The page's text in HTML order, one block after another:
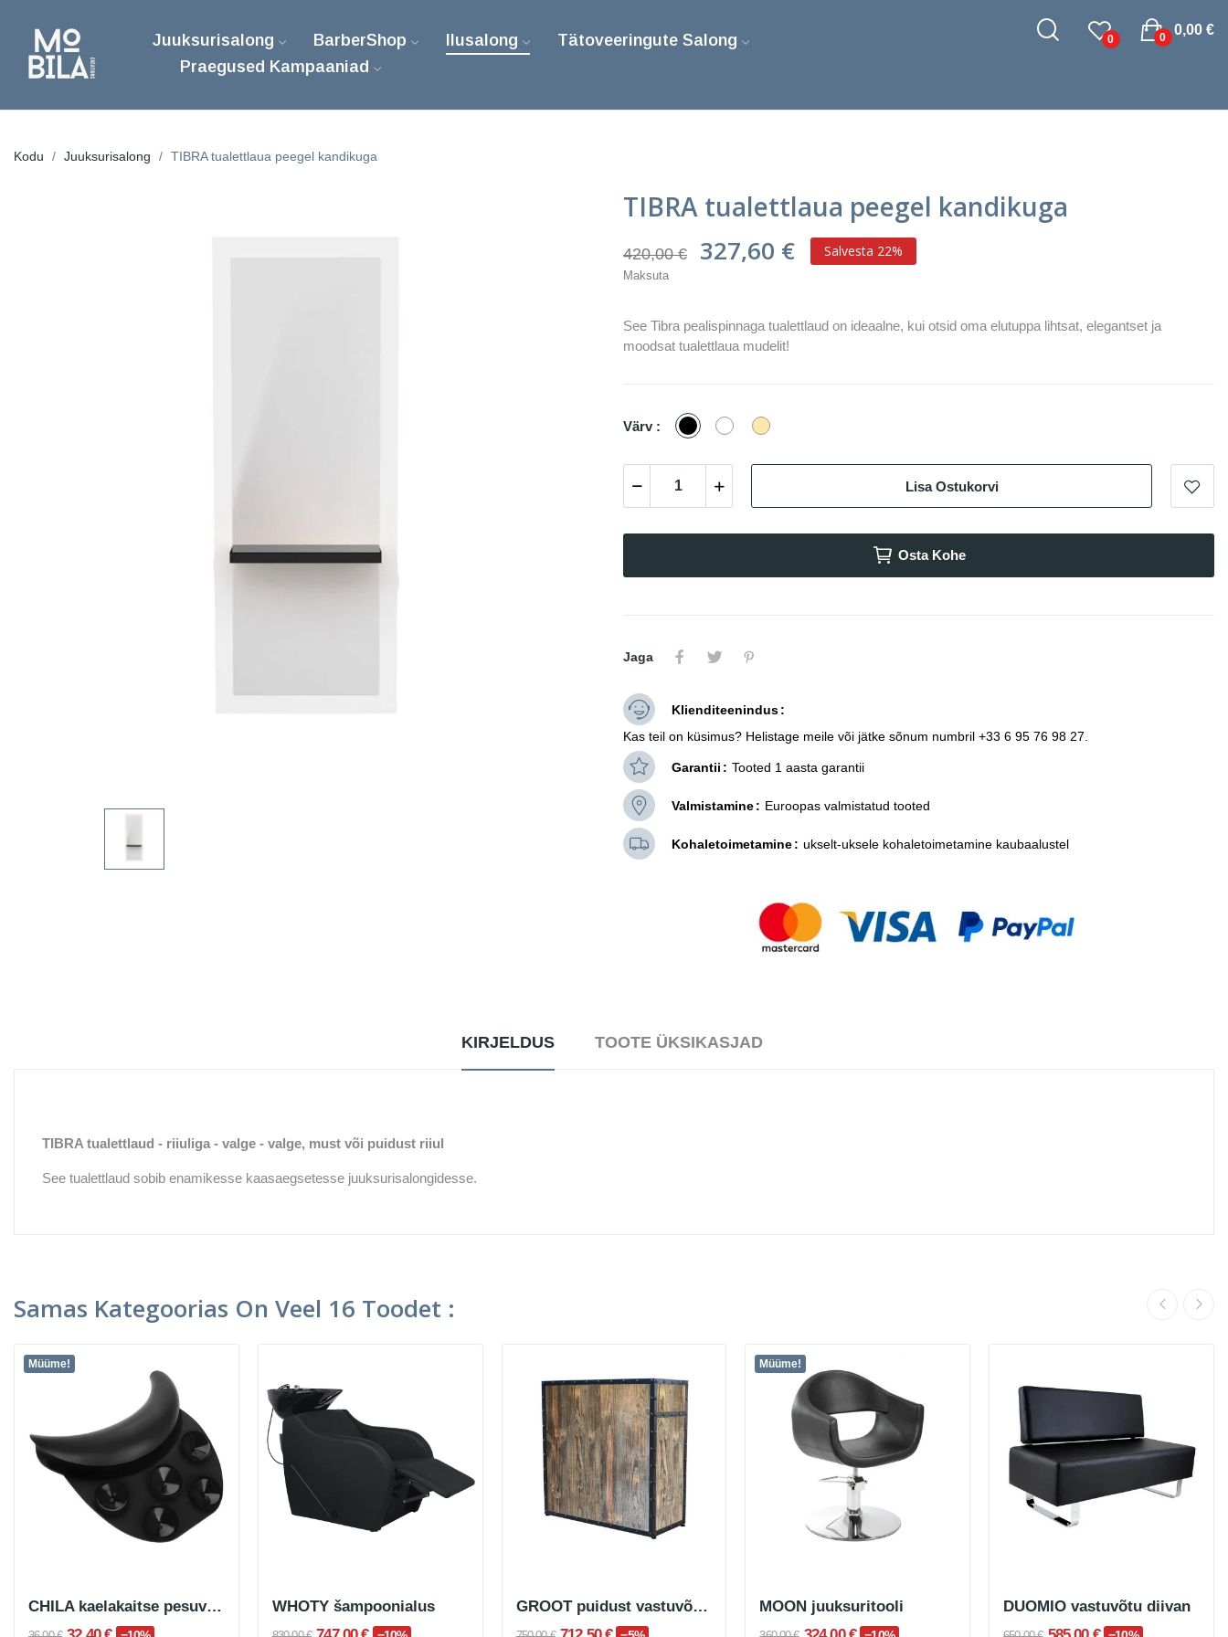
Juuksurisalong BarberShop Ilusalong
Tätoveeringute Salong
Praegused Kampaaniad
0
0,00 €
0
Kodu Juuksurisalong TIBRA tualettlaua peegel kandikuga
TIBRA tualettlaua peegel kandikuga
420,00 € 327,60 € Salvesta 22%
Maksuta
See Tibra pealispinnaga tualettlaud on ideaalne, kui otsid oma elutuppa lihtsat, elegantset ja
moodsat tualettlaua mudelit!
Värv : Must Valge Bois
Lisa Ostukorvi
Osta Kohe
Jaga
Klienditeenindus
Kas teil on küsimus? Helistage meile või jätke sõnum numbril +33 6 95 76 98 27.
Garantii Tooted 1 aasta garantii
Valmistamine Euroopas valmistatud tooted
Kohaletoimetamine ukselt-uksele kohaletoimetamine kaubaalustel
KIRJELDUS TOOTE ÜKSIKASJAD
TIBRA tualettlaud - riiuliga - valge - valge, must või puidust riiul
See tualettlaud sobib enamikesse kaasaegsetesse juuksurisalongidesse.
Samas Kategoorias On Veel 16 Toodet :
Müüme!
CHILA kaelakaitse pesuvannile WHOTY šampoonialus GROOT puidust vastuvõtulett
Müüme!
MOON juuksuritooli DUOMIO vastuvõtu diivan